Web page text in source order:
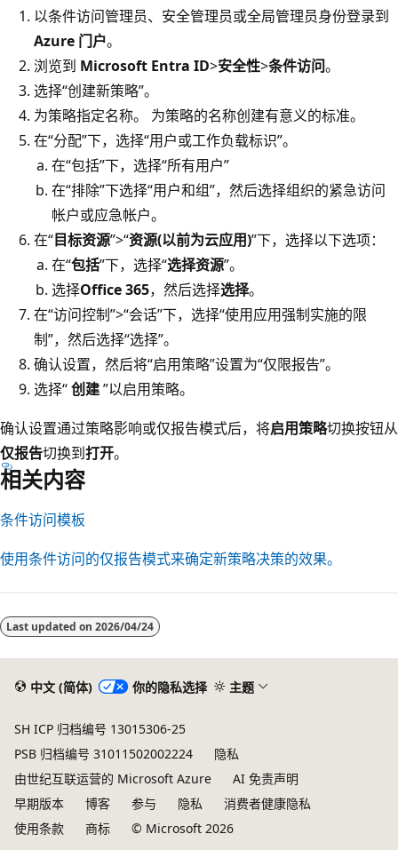
以条件访问管理员、安全管理员或全局管理员身份登录到
Azure 门户。
浏览到 Microsoft Entra ID>安全性>条件访问。
选择“创建新策略”。
为策略指定名称。 为策略的名称创建有意义的标准。
在“分配”下，选择“用户或工作负载标识”。
在“包括”下，选择“所有用户”
在“排除”下选择“用户和组”，然后选择组织的紧急访问
帐户或应急帐户。
在“目标资源”>“资源(以前为云应用)”下，选择以下选项：
在“包括”下，选择“选择资源”。
选择Office 365，然后选择选择。
在“访问控制”>“会话”下，选择“使用应用强制实施的限
制”，然后选择“选择”。
确认设置，然后将“启用策略”设置为“仅限报告”。
选择“创建”以启用策略。
确认设置通过策略影响或仅报告模式后，将启用策略切换按钮从
仅报告切换到打开。
相关内容
条件访问模板
使用条件访问的仅报告模式来确定新策略决策的效果。
模
式
Last updated on 2026/04/24
中文 (简体) 你的隐私选择 主题
SH ICP 归档编号 13015306-25
PSB 归档编号 31011502002224
隐私
由世纪互联运营的 Microsoft Azure
AI 免责声明
早期版本
博客 参与 隐私
消费者健康隐私
使用条款
商标 © Microsoft 2026